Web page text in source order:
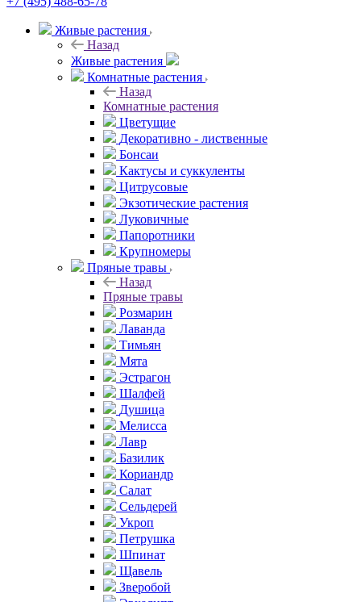
Живые растения
Назад
Живые растения
Комнатные растения
Назад
Комнатные растения
Цветущие
Декоративно - лиственные
Бонсаи
Кактусы и суккуленты
Цитрусовые
Экзотические растения
Луковичные
Папоротники
Крупномеры
Пряные травы
Назад
Пряные травы
Розмарин
Лаванда
Тимьян
Мята
Эстрагон
Шалфей
Душица
Мелисса
Лавр
Базилик
Кориандр
Салат
Сельдерей
Укроп
Петрушка
Шпинат
Щавель
Зверобой